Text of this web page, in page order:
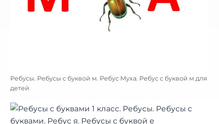
Ребусы. Ребусы с буквой м. Ребус Муха. Ребус с буквой м для
детей